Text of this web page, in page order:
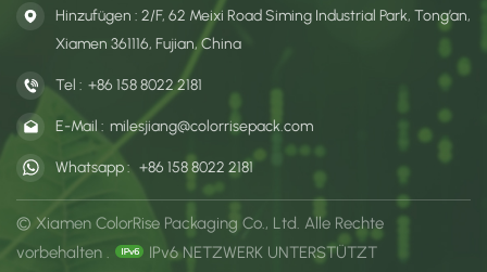
Hinzufügen : 2/F, 62 Meixi Road Siming Industrial Park, Tong’an,
Xiamen 361116, Fujian, China
Tel : +86 158 8022 2181
E-Mail : milesjiang@colorrisepack.com
Whatsapp : +86 158 8022 2181
© Xiamen ColorRise Packaging Co., Ltd. Alle Rechte
vorbehalten .
IPv6 NETZWERK UNTERSTÜTZT